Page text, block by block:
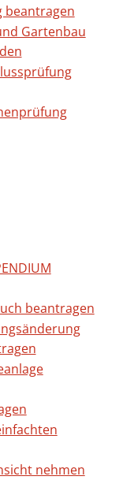
beantragen
Gartenbau
beantragen
nehmen